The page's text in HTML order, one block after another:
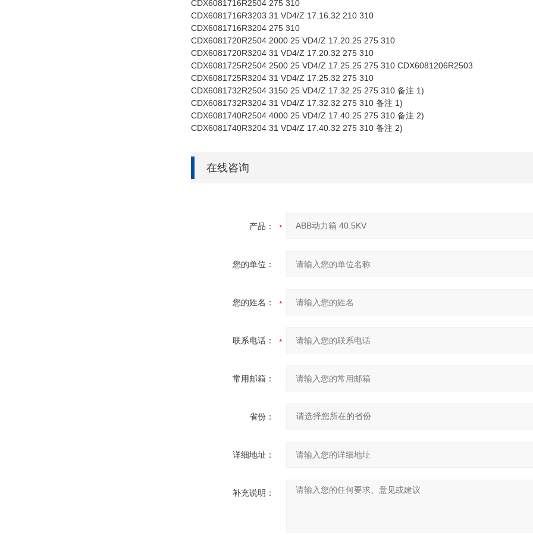
CDX6081716R2504 275 310
CDX6081716R3203 31 VD4/Z 17.16.32 210 310
CDX6081716R3204 275 310
CDX6081720R2504 2000 25 VD4/Z 17.20.25 275 310
CDX6081720R3204 31 VD4/Z 17.20.32 275 310
CDX6081725R2504 2500 25 VD4/Z 17.25.25 275 310 CDX6081206R2503
CDX6081725R3204 31 VD4/Z 17.25.32 275 310
CDX6081732R2504 3150 25 VD4/Z 17.32.25 275 310 备注 1)
CDX6081732R3204 31 VD4/Z 17.32.32 275 310 备注 1)
CDX6081740R2504 4000 25 VD4/Z 17.40.25 275 310 备注 2)
CDX6081740R3204 31 VD4/Z 17.40.32 275 310 备注 2)
在线咨询
产品：
您的单位：
您的姓名：
联系电话：
常用邮箱：
省份：
详细地址：
补充说明：